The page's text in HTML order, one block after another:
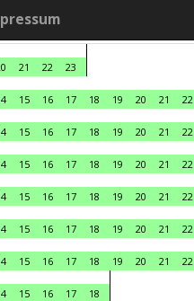
21 22
23
15 16 17 18 19 20 21 22
15 16 17 18 19 20 21 22
15 16 17 18 19 20 21 22
15 16 17 18 19 20 21 22
15 16 17 18 19 20 21 22
15 16 17 18 19 20 21 22
15 16 17 18